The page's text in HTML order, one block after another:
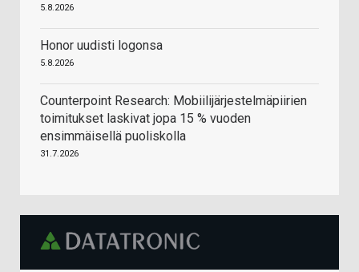
5.8.2026
Honor uudisti logonsa
5.8.2026
Counterpoint Research: Mobiilijärjestelmäpiirien
toimitukset laskivat jopa 15 % vuoden
ensimmäisellä puoliskolla
31.7.2026